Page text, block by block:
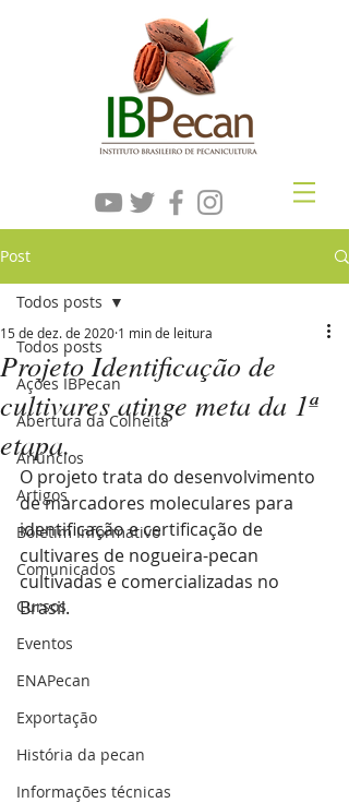
Post
Todos posts
Ações IBPecan
Abertura da Colheita
Anúncios
Artigos
Boletim Informativo
Comunicados
Cursos
Eventos
ENAPecan
Exportação
História da pecan
Informações técnicas
Todos posts
Projeto Identificação de
cultivares atinge meta da 1ª
etapa.
15 de dez. de 2020 1 min de leitura
O projeto trata do desenvolvimento
de marcadores moleculares para
identificação e certificação de
cultivares de nogueira-pecan
cultivadas e comercializadas no
Brasil.